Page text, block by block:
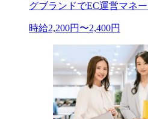
グブランドでEC運営マネ
時給2,200円〜2,400円